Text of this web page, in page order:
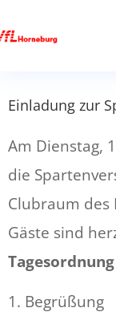
Einladung zur
Am Dienstag,
die
Clubraum des
Gäste sind
Tagesordnung
Begrüßung